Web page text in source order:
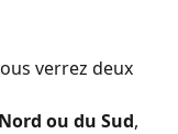
verrez deux
ou du Sud,